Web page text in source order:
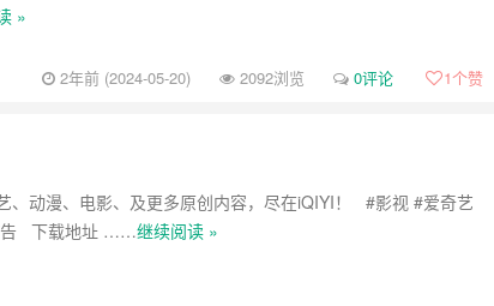
»
2年前 (2024-05-20) 2092浏览 0评论 1个赞
、动漫、电影、及更多原创内容，尽在iQIYI！ #影视 #爱奇艺
告 下载地址 ……继续阅读 »